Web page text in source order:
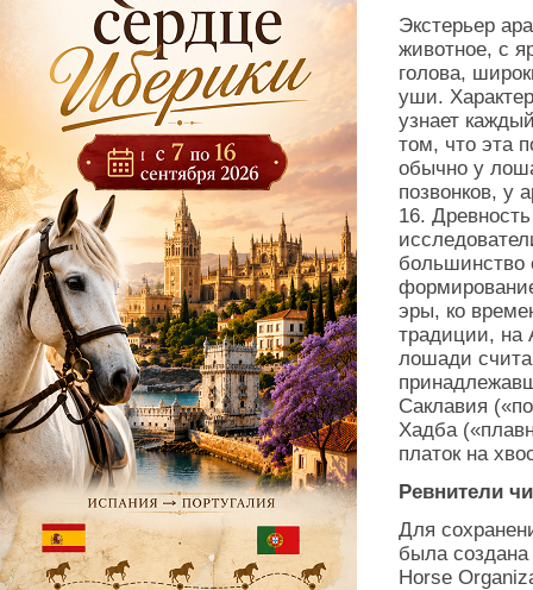
Экстерьер
животное, с
голова,
уши.
узнает
том, что эта
обычно у
позвонков, у
16.
большинство
эры, ко
традиции, на
лошади
Саклавия
Хадба
платок на
Ревнители
Для
была
Horse